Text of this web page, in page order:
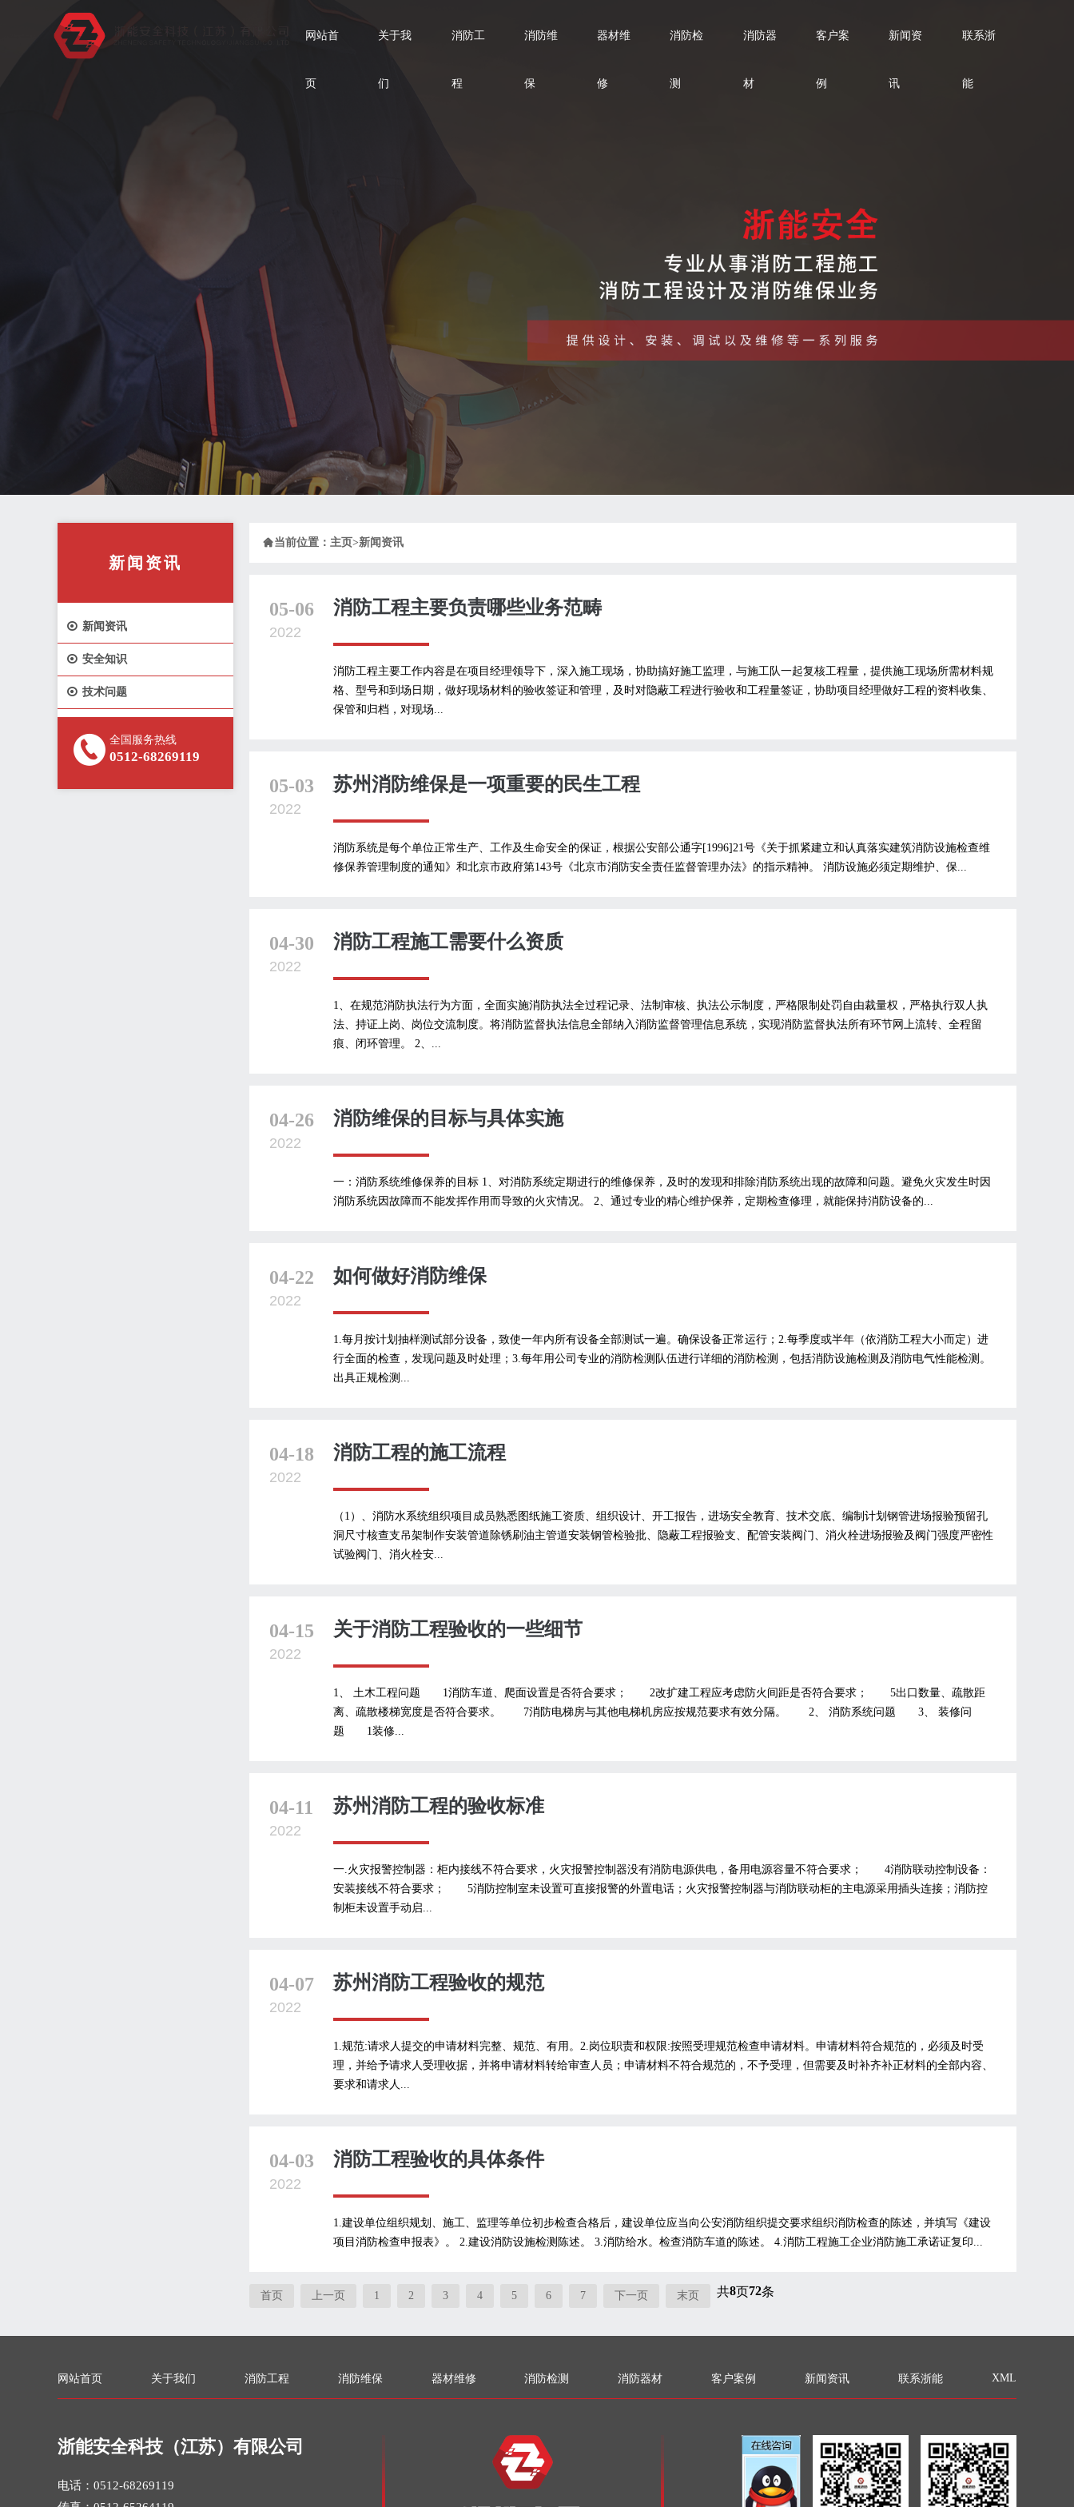
网站首
页
关于我
们
消防工
程
消防维
保
器材维
修
消防检
测
消防器
材
客户案
例
新闻资
讯
联系浙
能
新闻资讯
 新闻资讯
 安全知识
 技术问题
全国服务热线
0512-68269119
当前位置： 主页>新闻资讯
05-06
2022
消防工程主要负责哪些业务范畴
消防工程主要工作内容是在项目经理领导下，深入施工现场，协助搞好施工监理，与施工队一起复核工程量，提供施工现场所需材料规
格、型号和到场日期，做好现场材料的验收签证和管理，及时对隐蔽工程进行验收和工程量签证，协助项目经理做好工程的资料收集、
保管和归档，对现场...
05-03
2022
苏州消防维保是一项重要的民生工程
消防系统是每个单位正常生产、工作及生命安全的保证，根据公安部公通字[1996]21号《关于抓紧建立和认真落实建筑消防设施检查维
修保养管理制度的通知》和北京市政府第143号《北京市消防安全责任监督管理办法》的指示精神。 消防设施必须定期维护、保...
04-30
2022
消防工程施工需要什么资质
1、在规范消防执法行为方面，全面实施消防执法全过程记录、法制审核、执法公示制度，严格限制处罚自由裁量权，严格执行双人执
法、持证上岗、岗位交流制度。将消防监督执法信息全部纳入消防监督管理信息系统，实现消防监督执法所有环节网上流转、全程留
痕、闭环管理。 2、...
04-26
2022
消防维保的目标与具体实施
一：消防系统维修保养的目标 1、对消防系统定期进行的维修保养，及时的发现和排除消防系统出现的故障和问题。避免火灾发生时因
消防系统因故障而不能发挥作用而导致的火灾情况。 2、通过专业的精心维护保养，定期检查修理，就能保持消防设备的...
04-22
2022
如何做好消防维保
1.每月按计划抽样测试部分设备，致使一年内所有设备全部测试一遍。确保设备正常运行；2.每季度或半年（依消防工程大小而定）进
行全面的检查，发现问题及时处理；3.每年用公司专业的消防检测队伍进行详细的消防检测，包括消防设施检测及消防电气性能检测。
出具正规检测...
04-18
2022
消防工程的施工流程
（1）、消防水系统组织项目成员熟悉图纸施工资质、组织设计、开工报告，进场安全教育、技术交底、编制计划钢管进场报验预留孔
洞尺寸核查支吊架制作安装管道除锈刷油主管道安装钢管检验批、隐蔽工程报验支、配管安装阀门、消火栓进场报验及阀门强度严密性
试验阀门、消火栓安...
04-15
2022
关于消防工程验收的一些细节
1、 土木工程问题 1消防车道、爬面设置是否符合要求； 2改扩建工程应考虑防火间距是否符合要求； 5出口数量、疏散距
离、疏散楼梯宽度是否符合要求。 7消防电梯房与其他电梯机房应按规范要求有效分隔。 2、 消防系统问题 3、 装修问
题 1装修...
04-11
2022
苏州消防工程的验收标准
一.火灾报警控制器：柜内接线不符合要求，火灾报警控制器没有消防电源供电，备用电源容量不符合要求； 4消防联动控制设备：
安装接线不符合要求； 5消防控制室未设置可直接报警的外置电话；火灾报警控制器与消防联动柜的主电源采用插头连接；消防控
制柜未设置手动启...
04-07
2022
苏州消防工程验收的规范
1.规范:请求人提交的申请材料完整、规范、有用。2.岗位职责和权限:按照受理规范检查申请材料。申请材料符合规范的，必须及时受
理，并给予请求人受理收据，并将申请材料转给审查人员；申请材料不符合规范的，不予受理，但需要及时补齐补正材料的全部内容、
要求和请求人...
04-03
2022
消防工程验收的具体条件
1.建设单位组织规划、施工、监理等单位初步检查合格后，建设单位应当向公安消防组织提交要求组织消防检查的陈述，并填写《建设
项目消防检查申报表》。 2.建设消防设施检测陈述。 3.消防给水。检查消防车道的陈述。 4.消防工程施工企业消防施工承诺证复印...
首页 上一页 1 2 3 4 5 6 7 下一页 末页 共8页72条
网站首页 关于我们 消防工程 消防维保 器材维修 消防检测 消防器材 客户案例 新闻资讯 联系浙能 XML
浙能安全科技（江苏）有限公司
电话：0512-68269119